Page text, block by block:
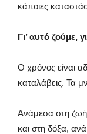
κάποιες
Γι’ αυτό ζούμε,
Ο χρόνος είναι
καταλάβεις. Τα
Ανάμεσα στη ζωή
και στη δόξα,